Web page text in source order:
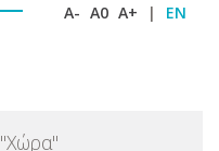
A- A0 A+ | EN
"Χώρα"